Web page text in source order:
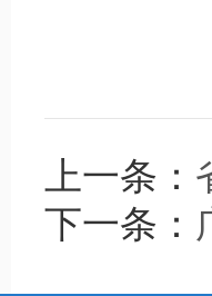
上一条：
下一条：